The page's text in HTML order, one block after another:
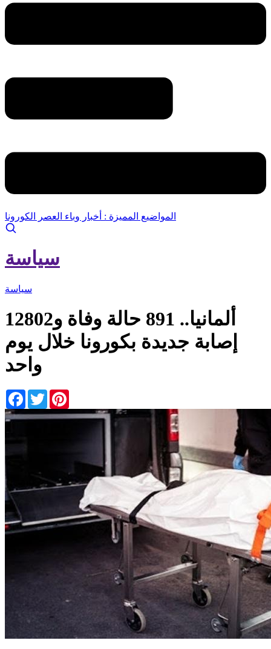
المواضيع المميزة : أخبار وباء العصر الكورونا
سياسة
سياسة
ألمانيا.. 891 حالة وفاة و12802
إصابة جديدة بكورونا خلال يوم
واحد
Facebook
Twitter